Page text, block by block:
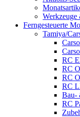
Ferngesteuerte
Tamiya/
RC
RC
RC
RC
Bau-
RC